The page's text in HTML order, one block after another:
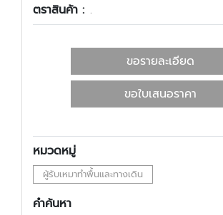
ตราสินค้า : .
ขอรายละเอียด
ขอใบเสนอราคา
หมวดหมู่
ผู้รับเหมาทำพื้นและทางเดิน
คำค้นหา